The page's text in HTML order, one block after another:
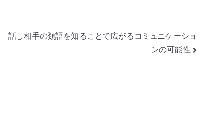
話し相手の類語を知ることで広がるコミュニケーショ
ンの可能性